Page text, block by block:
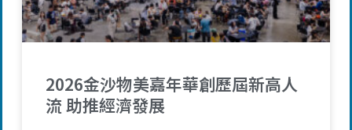
2026金沙物美嘉年華創歷屆新高人
流 助推經濟發展